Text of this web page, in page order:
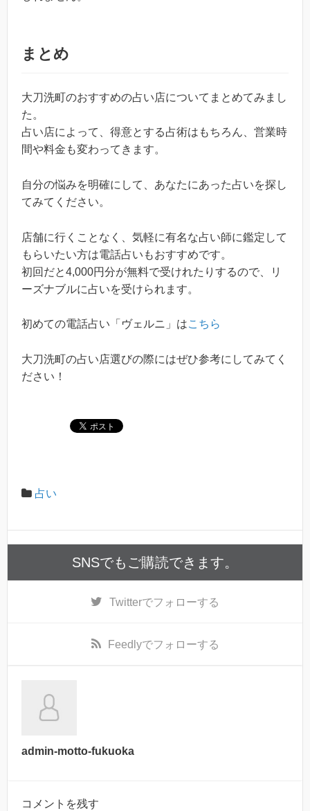
まとめ
大刀洗町のおすすめの占い店についてまとめてみまし
た。
占い店によって、得意とする占術はもちろん、営業時
間や料金も変わってきます。
自分の悩みを明確にして、あなたにあった占いを探し
てみてください。
店舗に行くことなく、気軽に有名な占い師に鑑定して
もらいたい方は電話占いもおすすめです。
初回だと4,000円分が無料で受けれたりするので、リ
ーズナブルに占いを受けられます。
初めての電話占い「ヴェルニ」はこちら
大刀洗町の占い店選びの際にはぜひ参考にしてみてく
ださい！
占い
SNSでもご購読できます。
Twitterでフォローする
Feedlyでフォローする
admin-motto-fukuoka
コメントを残す